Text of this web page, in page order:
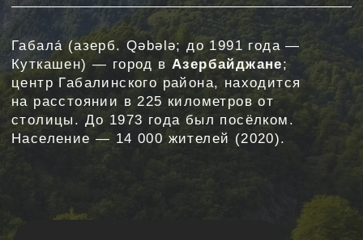
на расстоянии в 225 километров от
столицы. До 1973 года был посёлком.
Население — 14 000 жителей (2020).
Получить консультацию